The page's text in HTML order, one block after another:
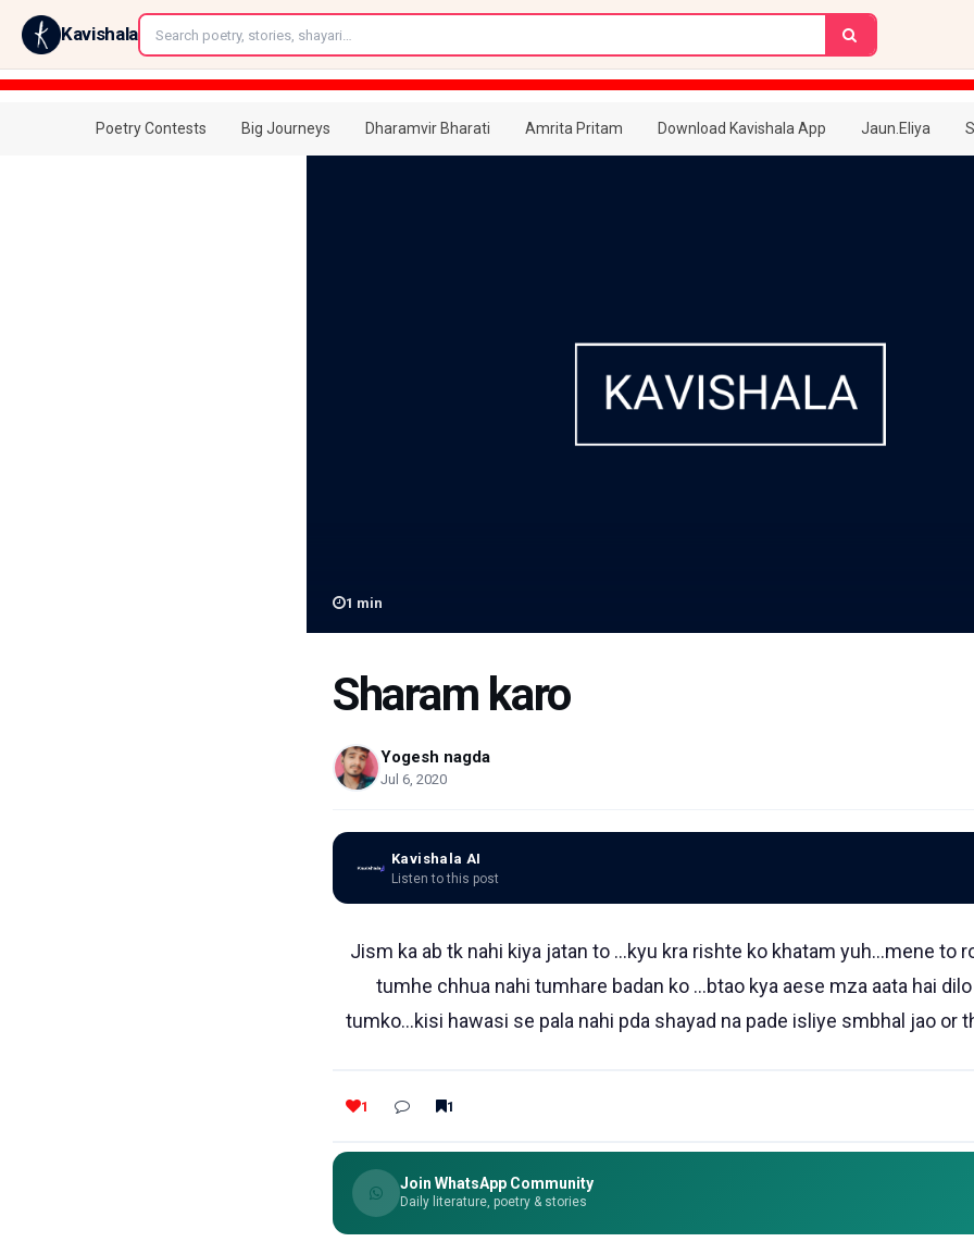
Kavishala
Poetry Contests Big Journeys Dharamvir Bharati Amrita Pritam Download Kavishala App Jaun.Eliya
1 min
Sharam karo
Yogesh nagda
Jul 6, 2020
Kavishala AI
Listen to this post
Jism ka ab tk nahi kiya jatan to ...kyu kra rishte ko khatam yuh...mene to
tumhe chhua nahi tumhare badan ko ...btao kya aese mza aata hai
tumko...kisi hawasi se pala nahi pda shayad na pade isliye smbhal jao or
1 1
Join WhatsApp Community
Daily literature, poetry & stories